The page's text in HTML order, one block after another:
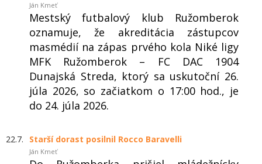
Ján Kmeť
Mestský futbalový klub Ružomberok
oznamuje, že akreditácia zástupcov
masmédií na zápas prvého kola Niké ligy
MFK Ružomberok – FC DAC 1904
Dunajská Streda, ktorý sa uskutoční 26.
júla 2026, so začiatkom o 17:00 hod., je
do 24. júla 2026.
22.7. Starší dorast posilnil Rocco Baravelli
Ján Kmeť